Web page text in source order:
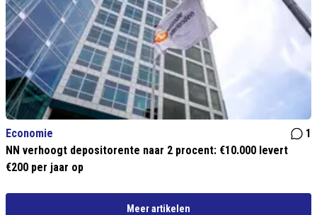
Economie
1
NN verhoogt depositorente naar 2 procent: €10.000 levert
€200 per jaar op
Meer artikelen